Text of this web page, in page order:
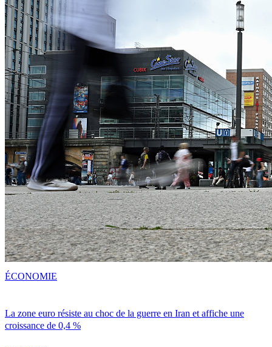
La zone euro résiste au choc de la guerre en Iran et affiche une
croissance de 0,4 %
ÉCONOMIE